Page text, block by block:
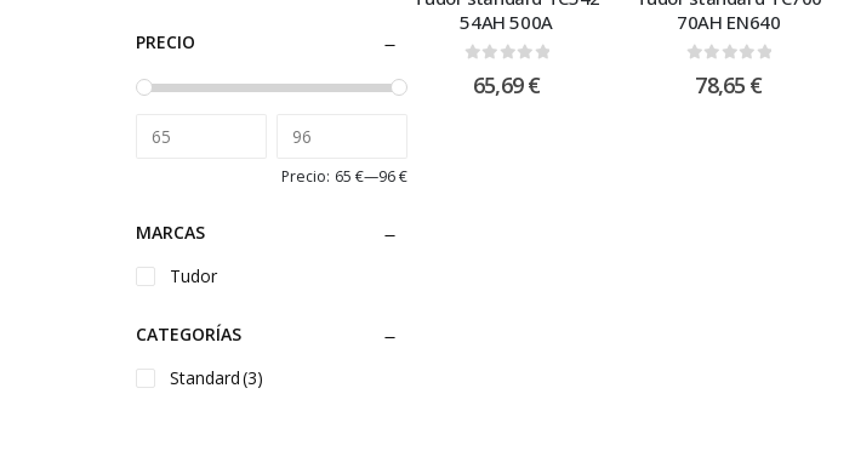
PRECIO
Precio: 65 €—96 €
MARCAS
Tudor
CATEGORÍAS
Standard(3)
54AH 500A
65,69€
70AH EN640
78,65 €